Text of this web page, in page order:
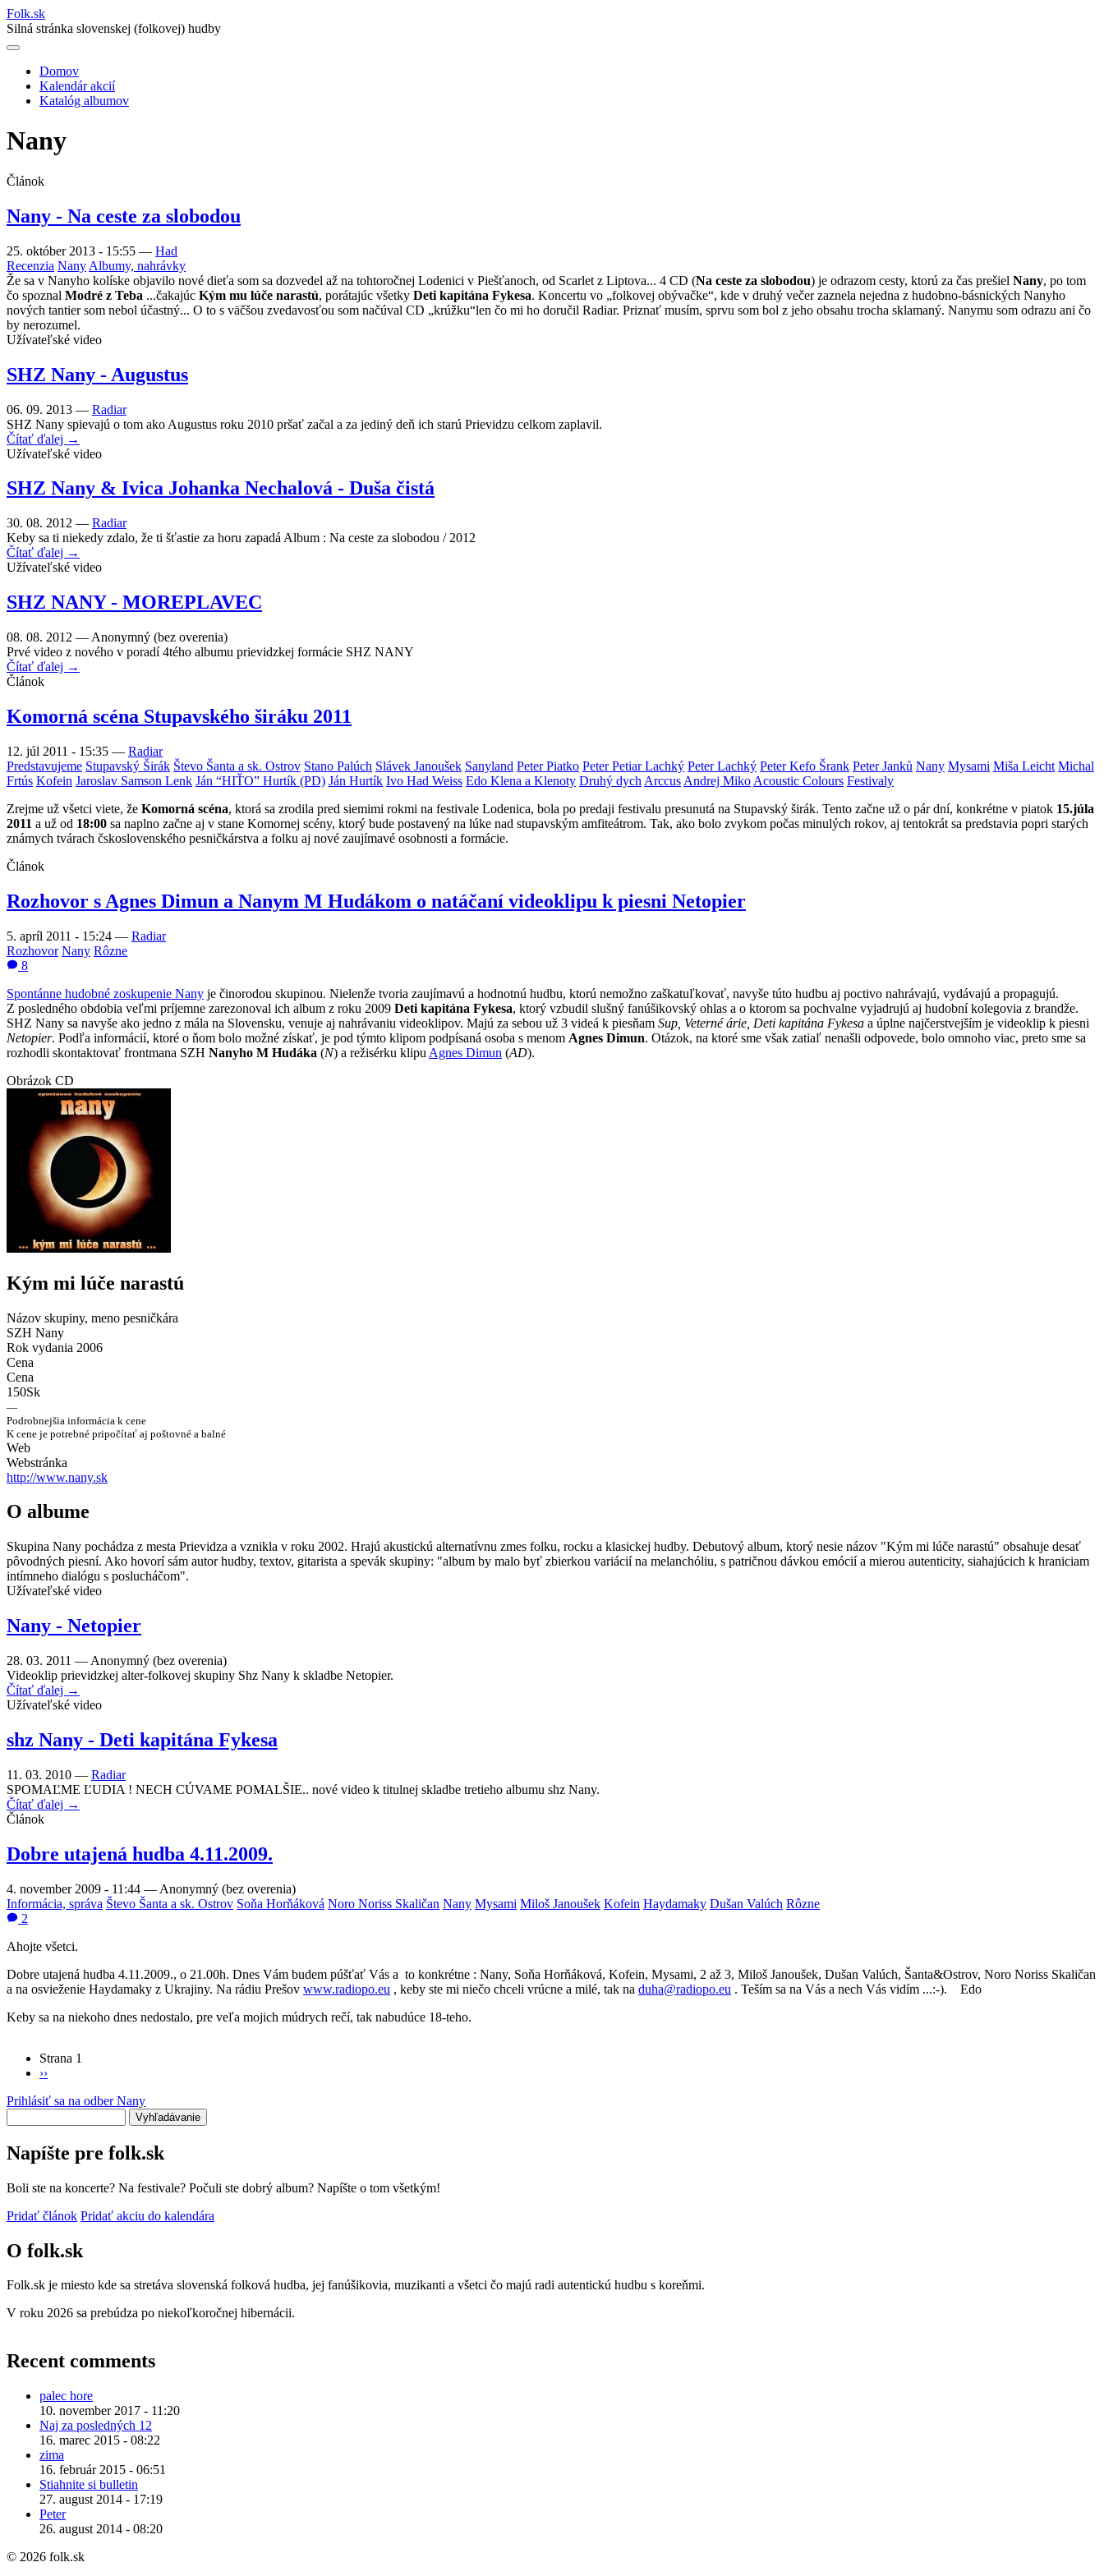
Folk.sk
Silná stránka slovenskej (folkovej) hudby
Main
navigation
Domov
Kalendár akcií
Katalóg albumov
Nany
Článok
Nany - Na ceste za slobodou
25. október 2013 - 15:55 — Had
Recenzia Nany Albumy, nahrávky
Že sa v Nanyho kolíske objavilo nové dieťa som sa dozvedel až na tohtoročnej Lodenici v Piešťanoch, od Scarlet z Liptova... 4 CD (Na ceste za slobodou) je odrazom cesty, ktorú za čas prešiel Nany, po tom
čo spoznal Modré z Teba ...čakajúc Kým mu lúče narastú, porátajúc všetky Deti kapitána Fykesa. Koncertu vo „folkovej obývačke“, kde v druhý večer zaznela nejedna z hudobno-básnických Nanyho
nových tantier som nebol účastný... O to s väčšou zvedavosťou som načúval CD „krúžku“len čo mi ho doručil Radiar. Priznať musím, sprvu som bol z jeho obsahu trocha sklamaný. Nanymu som odrazu ani čo
by nerozumel.
Užívateľské video
SHZ Nany - Augustus
06. 09. 2013 — Radiar
SHZ Nany spievajú o tom ako Augustus roku 2010 pršať začal a za jediný deň ich starú Prievidzu celkom zaplavil.
Čítať ďalej →
Užívateľské video
SHZ Nany & Ivica Johanka Nechalová - Duša čistá
30. 08. 2012 — Radiar
Keby sa ti niekedy zdalo, že ti šťastie za horu zapadá Album : Na ceste za slobodou / 2012
Čítať ďalej →
Užívateľské video
SHZ NANY - MOREPLAVEC
08. 08. 2012 — Anonymný (bez overenia)
Prvé video z nového v poradí 4tého albumu prievidzkej formácie SHZ NANY
Čítať ďalej →
Článok
Komorná scéna Stupavského širáku 2011
12. júl 2011 - 15:35 — Radiar
Predstavujeme Stupavský Širák Števo Šanta a sk. Ostrov Stano Palúch Slávek Janoušek Sanyland Peter Piatko Peter Petiar Lachký Peter Lachký Peter Kefo Šrank Peter Janků Nany Mysami Miša Leicht Michal
Frtús Kofein Jaroslav Samson Lenk Ján “HIŤO” Hurtík (PD) Ján Hurtík Ivo Had Weiss Edo Klena a Klenoty Druhý dych Arccus Andrej Miko Acoustic Colours Festivaly
Zrejme už všetci viete, že Komorná scéna, ktorá sa zrodila pred siemimi rokmi na festivale Lodenica, bola po predaji festivalu presunutá na Stupavský širák. Tento začne už o pár dní, konkrétne v piatok 15.júla
2011 a už od 18:00 sa naplno začne aj v stane Komornej scény, ktorý bude postavený na lúke nad stupavským amfiteátrom. Tak, ako bolo zvykom počas minulých rokov, aj tentokrát sa predstavia popri starých
známych tvárach čskoslovenského pesničkárstva a folku aj nové zaujímavé osobnosti a formácie.
Článok
Rozhovor s Agnes Dimun a Nanym M Hudákom o natáčaní videoklipu k piesni Netopier
5. apríl 2011 - 15:24 — Radiar
Rozhovor Nany Rôzne
8
Spontánne hudobné zoskupenie Nany je činorodou skupinou. Nielenže tvoria zaujímavú a hodnotnú hudbu, ktorú nemožno zaškatuľkovať, navyše túto hudbu aj poctivo nahrávajú, vydávajú a propagujú.
Z posledného obdobia veľmi príjemne zarezonoval ich album z roku 2009 Deti kapitána Fykesa, ktorý vzbudil slušný fanúšikovský ohlas a o ktorom sa pochvalne vyjadrujú aj hudobní kolegovia z brandže.
SHZ Nany sa navyše ako jedno z mála na Slovensku, venuje aj nahrávaniu videoklipov. Majú za sebou už 3 videá k piesňam Sup, Veterné árie, Deti kapitána Fykesa a úplne najčerstvejším je videoklip k piesni
Netopier. Podľa informácií, ktoré o ňom bolo možné získať, je pod týmto klipom podpísaná osoba s menom Agnes Dimun. Otázok, na ktoré sme však zatiaľ nenašli odpovede, bolo omnoho viac, preto sme sa
rozhodli skontaktovať frontmana SZH Nanyho M Hudáka (N) a režisérku klipu Agnes Dimun (AD).
Obrázok CD
Kým mi lúče narastú
Názov skupiny, meno pesničkára
SZH Nany
Rok vydania 2006
Cena
Cena
150Sk
—
Podrobnejšia informácia k cene
K cene je potrebné pripočítať aj poštovné a balné
Web
Webstránka
http://www.nany.sk
O albume
Skupina Nany pochádza z mesta Prievidza a vznikla v roku 2002. Hrajú akustickú alternatívnu zmes folku, rocku a klasickej hudby. Debutový album, ktorý nesie názov "Kým mi lúče narastú" obsahuje desať
pôvodných piesní. Ako hovorí sám autor hudby, textov, gitarista a spevák skupiny: "album by malo byť zbierkou variácií na melanchóliu, s patričnou dávkou emócií a mierou autenticity, siahajúcich k hraniciam
intímneho dialógu s poslucháčom".
Užívateľské video
Nany - Netopier
28. 03. 2011 — Anonymný (bez overenia)
Videoklip prievidzkej alter-folkovej skupiny Shz Nany k skladbe Netopier.
Čítať ďalej →
Užívateľské video
shz Nany - Deti kapitána Fykesa
11. 03. 2010 — Radiar
SPOMAĽME ĽUDIA ! NECH CÚVAME POMALŠIE.. nové video k titulnej skladbe tretieho albumu shz Nany.
Čítať ďalej →
Článok
Dobre utajená hudba 4.11.2009.
4. november 2009 - 11:44 — Anonymný (bez overenia)
Informácia, správa Števo Šanta a sk. Ostrov Soňa Horňáková Noro Noriss Skaličan Nany Mysami Miloš Janoušek Kofein Haydamaky Dušan Valúch Rôzne
2
Ahojte všetci.
Dobre utajená hudba 4.11.2009., o 21.00h. Dnes Vám budem púšťať Vás a to konkrétne : Nany, Soňa Horňáková, Kofein, Mysami, 2 až 3, Miloš Janoušek, Dušan Valúch, Šanta&Ostrov, Noro Noriss Skaličan
a na osvieženie Haydamaky z Ukrajiny. Na rádiu Prešov www.radiopo.eu , keby ste mi niečo chceli vrúcne a milé, tak na duha@radiopo.eu . Teším sa na Vás a nech Vás vidím ...:-). Edo
Keby sa na niekoho dnes nedostalo, pre veľa mojich múdrych rečí, tak nabudúce 18-teho.
Stránkovanie
Strana 1
Ďalšia
››
Prihlásiť sa na odber Nany
Napíšte pre folk.sk
Boli ste na koncerte? Na festivale? Počuli ste dobrý album? Napíšte o tom všetkým!
Pridať článok Pridať akciu do kalendára
O folk.sk
Folk.sk je miesto kde sa stretáva slovenská folková hudba, jej fanúšikovia, muzikanti a všetci čo majú radi autentickú hudbu s koreňmi.
V roku 2026 sa prebúdza po niekoľkoročnej hibernácii.
Recent comments
palec hore
10. november 2017 - 11:20
Naj za posledných 12
16. marec 2015 - 08:22
zima
16. február 2015 - 06:51
Stiahnite si bulletin
27. august 2014 - 17:19
Peter
26. august 2014 - 08:20
© 2026 folk.sk